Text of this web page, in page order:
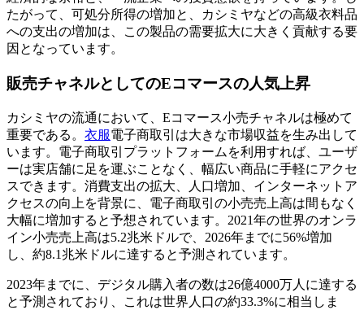
たがって、可処分所得の増加と、カシミヤなどの高級衣料品
への支出の増加は、この製品の需要拡大に大きく貢献する要
因となっています。
販売チャネルとしてのEコマースの人気上昇
カシミヤの流通において、Eコマース小売チャネルは極めて
重要である。 衣服電子商取引は大きな市場収益を生み出して
います。電子商取引プラットフォームを利用すれば、ユーザ
ーは実店舗に足を運ぶことなく、幅広い商品に手軽にアクセ
スできます。消費支出の拡大、人口増加、インターネットア
クセスの向上を背景に、電子商取引の小売売上高は間もなく
大幅に増加すると予想されています。2021年の世界のオンラ
イン小売売上高は5.2兆米ドルで、2026年までに56%増加
し、約8.1兆米ドルに達すると予測されています。
2023年までに、デジタル購入者の数は26億4000万人に達する
と予測されており、これは世界人口の約33.3%に相当しま